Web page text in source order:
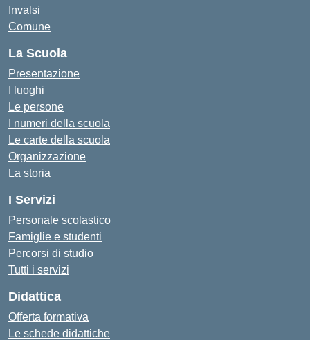
Invalsi
Comune
La Scuola
Presentazione
I luoghi
Le persone
I numeri della scuola
Le carte della scuola
Organizzazione
La storia
I Servizi
Personale scolastico
Famiglie e studenti
Percorsi di studio
Tutti i servizi
Didattica
Offerta formativa
Le schede didattiche